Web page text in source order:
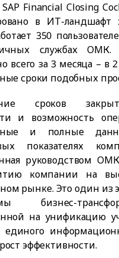
Financial Closing
в ИТ-ландшафт
350
службах ОМК.
всего за 3 месяца – в
сроки подобных
сроков
и возможность
и полные
показателях
руководством
компании на
рынке. Это один из
бизнес-
на унификацию
единого
эффективности.